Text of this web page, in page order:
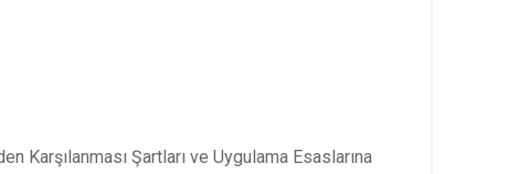
Karşılanması Şartları ve Uygulama Esaslarına